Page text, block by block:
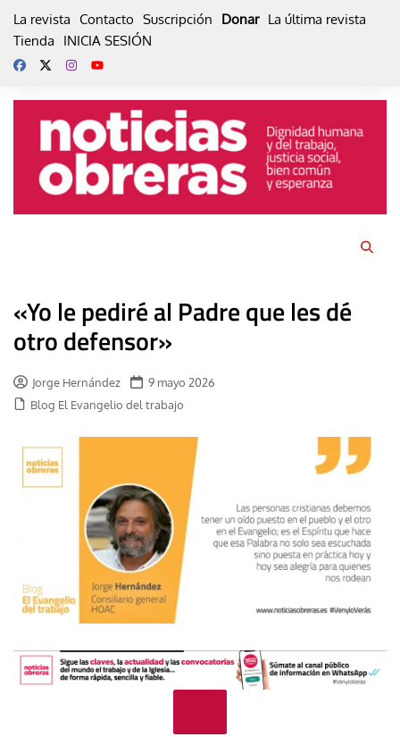
La revista Contacto Suscripción Donar La última revista
Tienda
INICIA SESIÓN
«Yo le pediré al Padre que les dé
otro defensor»
Jorge Hernández
9 mayo 2026
Blog El Evangelio del trabajo